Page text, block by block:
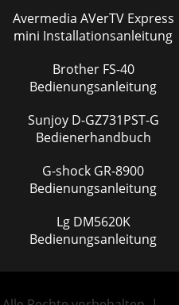
Avermedia AVerTV Express
mini Installationsanleitung
Brother FS-40
Bedienungsanleitung
Sunjoy D-GZ731PST-G
Bedienerhandbuch
G-shock GR-8900
Bedienungsanleitung
Lg DM5620K
Bedienungsanleitung